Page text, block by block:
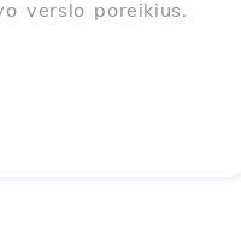
verslo poreikius.